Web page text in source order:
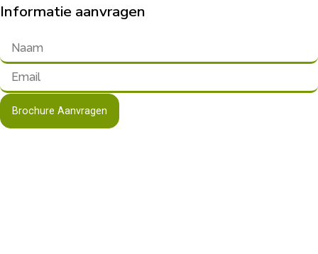
Informatie aanvragen
Brochure Aanvragen